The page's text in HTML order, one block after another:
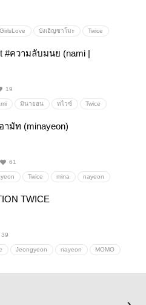
GirlsLove บังเอิญซาโมะ Twice
#ความลับมนย (nami |
19
มินายอน ทไวซ์ Twice
ามัท (minayeon)
61
Twice mina nayeon
TWICE
39
Jeongyeon nayeon MOMO